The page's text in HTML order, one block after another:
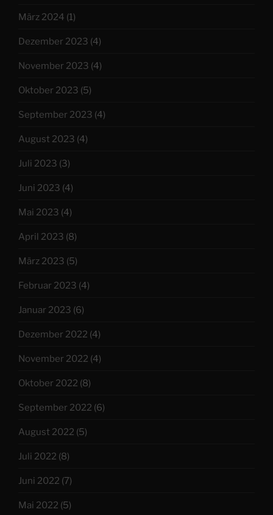
März 2024 (1)
Dezember 2023 (4)
November 2023 (4)
Oktober 2023 (5)
September 2023 (4)
August 2023 (4)
Juli 2023 (3)
Juni 2023 (4)
Mai 2023 (4)
April 2023 (8)
März 2023 (5)
Februar 2023 (4)
Januar 2023 (6)
Dezember 2022 (4)
November 2022 (4)
Oktober 2022 (8)
September 2022 (6)
August 2022 (5)
Juli 2022 (8)
Juni 2022 (7)
Mai 2022 (5)